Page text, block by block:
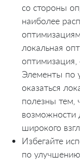
со стороны
наиболее
локальная
оптимизация,
Элементы по
оказаться
полезны тем,
возможности
широкого
Избегайте
по